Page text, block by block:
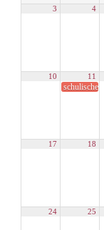
3 4
10 11
schulische
17 18
24 25